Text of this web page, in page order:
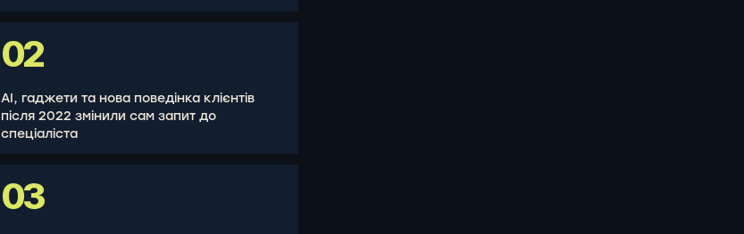
02
АІ, гаджети та нова поведінка клієнтів
після 2022 змінили сам запит до
спеціаліста
03